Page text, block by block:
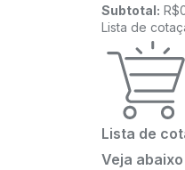
Subtotal: R$
Lista de
Lista de
Veja